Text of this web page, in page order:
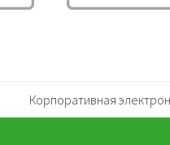
Корпоративная